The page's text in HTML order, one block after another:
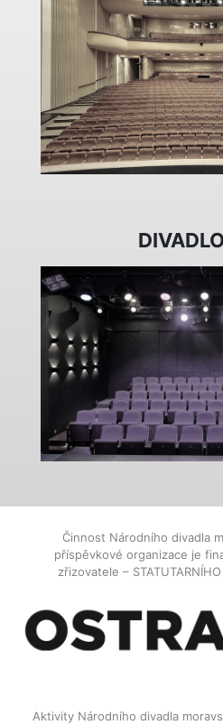
Činnost Národního divadla
příspěvkové organizace je
zřizovatele –
Aktivity Národního divadla